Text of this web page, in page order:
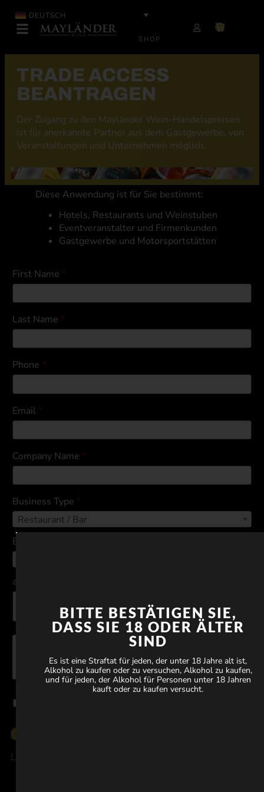
DEUTSCH
SHOP
TRADE ACCESS
BEANTRAGEN
Der Zugang zu den Mayländer Wein-Handelspreisen
ist für anerkannte Partner aus dem Gastgewerbe, von
Veranstaltungen und Unternehmen möglich.
Diese Anwendung ist für Sie bestimmt:
Hotels, Restaurants und Weinstuben
Eventveranstalter und Firmenkunden
Gastgewerbe und Motorsportstätten
First Name *
Last Name *
Phone *
Email *
Company Name *
Business Type *
Restaurant / Bar
Estimated Order Size
awsr
Log In
BITTE BESTÄTIGEN SIE,
DASS SIE 18 ODER ÄLTER
SIND
Es ist eine Straftat für jeden, der unter 18 Jahre alt ist,
Alkohol zu kaufen oder zu versuchen, Alkohol zu kaufen,
und für jeden, der Alkohol für Personen unter 18 Jahren
kauft oder zu kaufen versucht.